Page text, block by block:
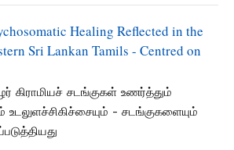
Healing Reflected in the
Sri Lankan Tamils - Centred on
கிராமியச் சடங்குகள் உணர்த்தும்
உடலுளச்சிகிச்சையும் - சடங்குகளையும்